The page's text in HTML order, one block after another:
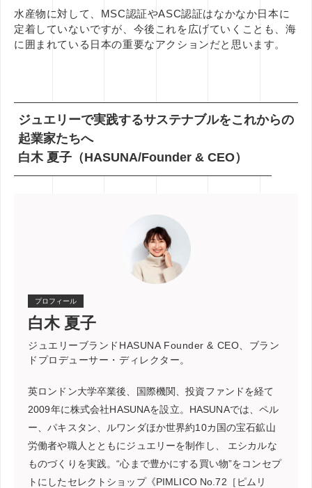
水産物に対して、MSC認証やASC認証はなかなか日本に
定着していないですが、今後これを広げていくことも、海
に囲まれている日本の重要なアクションだと思います。
ジュエリーで実践するサステナブルをこれからの
起業家たちへ
白木 夏子（HASUNA/Founder & CEO）
プロフィール
白木 夏子
ジュエリーブランドHASUNA Founder & CEO、ブラン
ドプロデューサー・ディレクター。
英ロンドン大学卒業後、国際機関、投資ファンドを経て
2009年に株式会社HASUNAを設立。HASUNAでは、ペル
ー、パキスタン、ルワンダほか世界約10カ国の宝石鉱山
労働者や職人とともにジュエリーを制作し、 エシカルな
ものづくりを実践。“心まで豊かにする買い物”をコンセプ
トにしたセレクトショップ《PIMLICO No.72［ピムリ